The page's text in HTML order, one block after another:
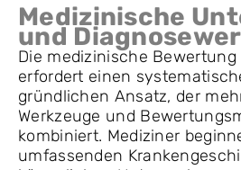
Medizinische
und
Die medizinische Bewertung
erfordert einen
gründlichen Ansatz, der
Werkzeuge und
kombiniert. Mediziner
umfassenden